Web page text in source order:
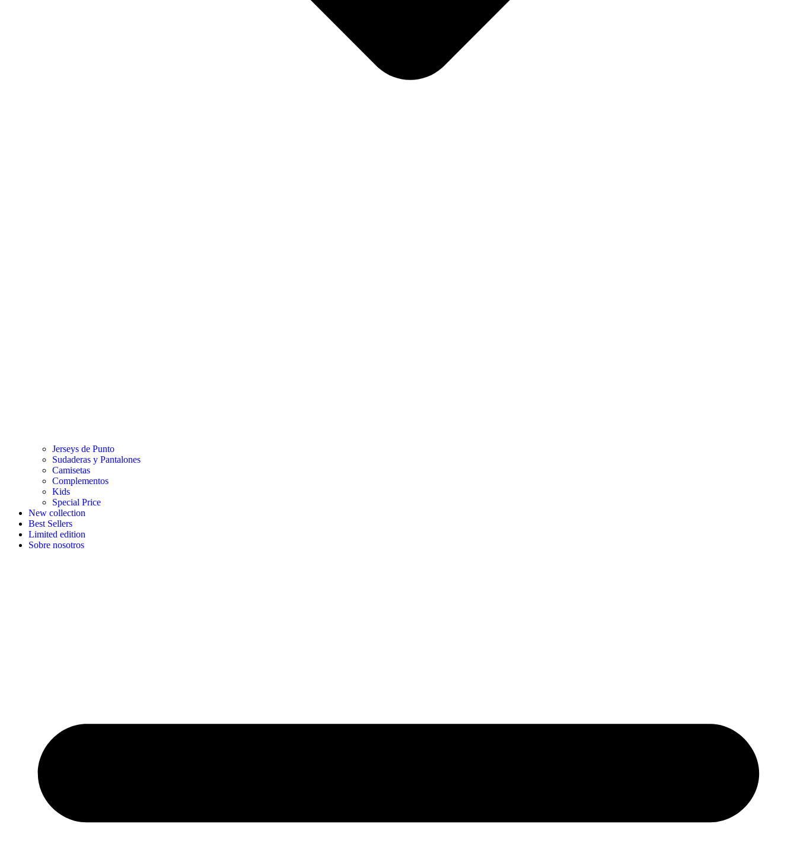
Jerseys de Punto
Sudaderas y Pantalones
Camisetas
Complementos
Kids
Special Price
New collection
Best Sellers
Limited edition
Sobre nosotros